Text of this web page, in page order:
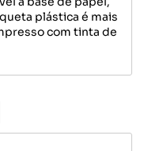
plástica é mais
com tinta de